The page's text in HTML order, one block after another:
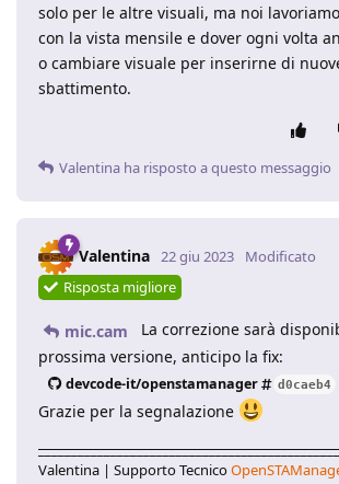
solo per le altre visuali, ma noi
con la vista mensile e dover ogni volta
o cambiare visuale per inserirne di
sbattimento.
Valentina ha risposto a questo messaggio
Valentina 22 giu 2023
Modificato
Risposta migliore
mic.cam
La correzione sarà
prossima versione, anticipo la fix:
devcode-it/openstamanager d0caeb4
Grazie per la segnalazione
Valentina | Supporto Tecnico